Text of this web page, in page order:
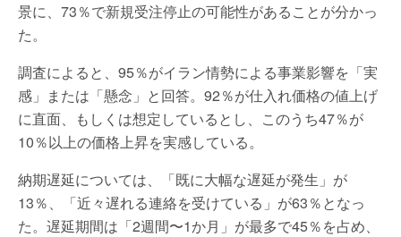
景に、73％で新規受注停止の可能性があることが分かっ
た。
調査によると、95％がイラン情勢による事業影響を「実
感」または「懸念」と回答。92％が仕入れ価格の値上げ
に直面、もしくは想定しているとし、このうち47％が
10％以上の価格上昇を実感している。
納期遅延については、「既に大幅な遅延が発生」が
13％、「近々遅れる連絡を受けている」が63％となっ
た。遅延期間は「2週間〜1か月」が最多で45％を占め、